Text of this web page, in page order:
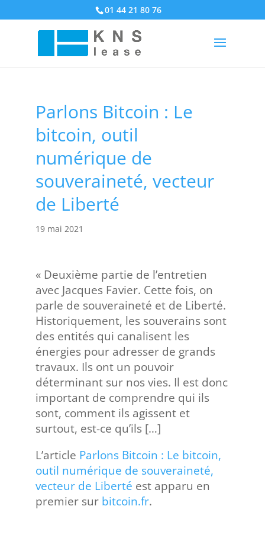
01 44 21 80 76
Parlons Bitcoin : Le
bitcoin, outil
numérique de
souveraineté, vecteur
de Liberté
19 mai 2021
« Deuxième partie de l’entretien
avec Jacques Favier. Cette fois, on
parle de souveraineté et de Liberté.
Historiquement, les souverains sont
des entités qui canalisent les
énergies pour adresser de grands
travaux. Ils ont un pouvoir
déterminant sur nos vies. Il est donc
important de comprendre qui ils
sont, comment ils agissent et
surtout, est-ce qu’ils […]
L’article Parlons Bitcoin : Le bitcoin,
outil numérique de souveraineté,
vecteur de Liberté est apparu en
premier sur bitcoin.fr.